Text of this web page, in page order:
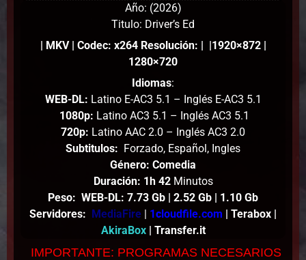
Año: (2026)
Titulo: Driver’s Ed
| MKV | Codec: x264 Resolución: | |1920×872 |
1280×720
Idiomas:
WEB-DL: Latino E-AC3 5.1 – Inglés E-AC3 5.1
1080p: Latino AC3 5.1 – Inglés AC3 5.1
720p: Latino AAC 2.0 – Inglés AC3 2.0
Subtitulos: Forzado, Español, Ingles
Género: Comedia
Duración: 1h 42 Minutos
Peso: WEB-DL: 7.73 Gb | 2.52 Gb | 1.10 Gb
Servidores: MediaFire | 1cloudfile.com | Terabox |
AkiraBox| Transfer.it
IMPORTANTE: PROGRAMAS NECESARIOS